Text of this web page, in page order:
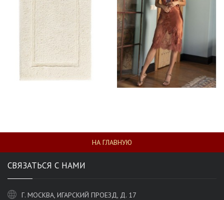
НА ГЛАВНУЮ
СВЯЗАТЬСЯ С НАМИ
Г. МОСКВА, ИГАРСКИЙ ПРОЕЗД, Д. 17